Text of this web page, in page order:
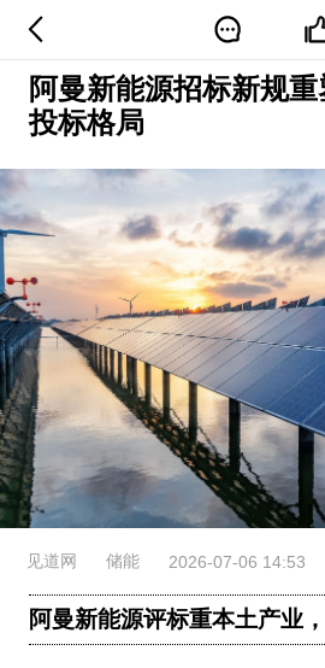
阿曼新能源招标新规
投标格局
见道网 储能 2026-07-06 14:53
阿曼新能源评标重本土产业